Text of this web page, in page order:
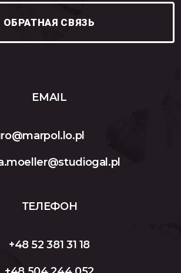
ОБРАТНАЯ СВЯЗЬ
EMAIL
ТЕЛЕФОН
+48 52 381 31 18